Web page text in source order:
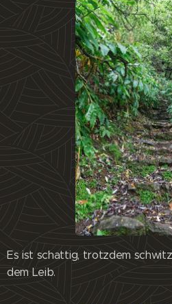
Es ist schattig, trotzdem
dem Leib.